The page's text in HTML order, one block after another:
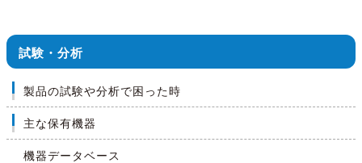
試験・分析
製品の試験や分析で困った時
主な保有機器
機器データベース